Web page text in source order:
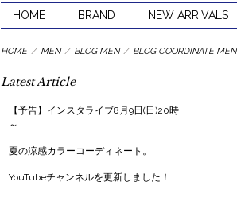
HOME BRAND NEW ARRIVALS
HOME / MEN / BLOG MEN / BLOG COORDINATE MEN
Latest Article
【予告】インスタライブ8月9日(日)20時
～
夏の涼感カラーコーディネート。
YouTubeチャンネルを更新しました！